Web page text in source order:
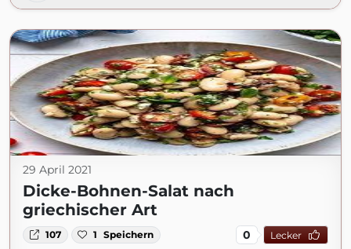
29 April 2021
Dicke-Bohnen-Salat nach
griechischer Art
107 1 Speichern 0 Lecker